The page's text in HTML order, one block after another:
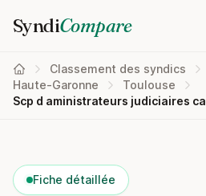
SyndiCompare
Classement des syndics
Haute-Garonne
Toulouse
Fiche détaillée